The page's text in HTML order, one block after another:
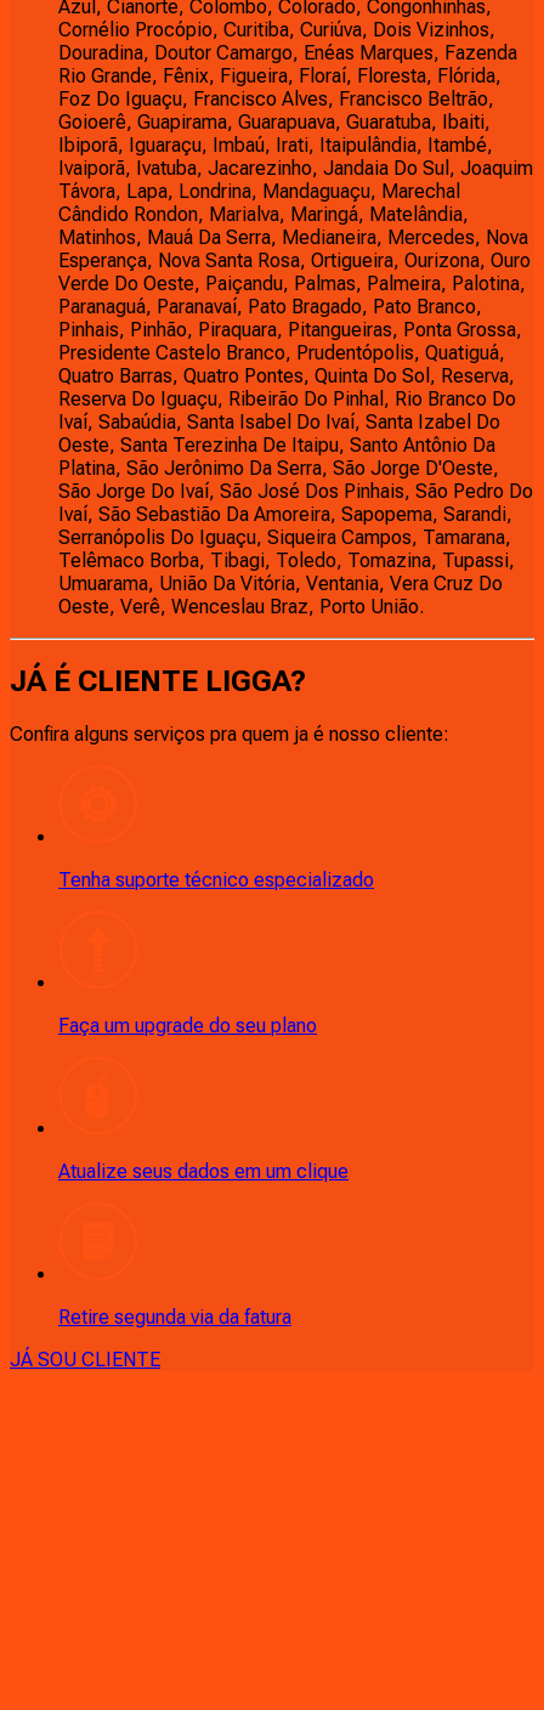
Azul, Cianorte, Colombo, Colorado, Congonhinhas,
Cornélio Procópio, Curitiba, Curiúva, Dois Vizinhos,
Douradina, Doutor Camargo, Enéas Marques, Fazenda
Rio Grande, Fênix, Figueira, Floraí, Floresta, Flórida,
Foz Do Iguaçu, Francisco Alves, Francisco Beltrão,
Goioerê, Guapirama, Guarapuava, Guaratuba, Ibaiti,
Ibiporã, Iguaraçu, Imbaú, Irati, Itaipulândia, Itambé,
Ivaiporã, Ivatuba, Jacarezinho, Jandaia Do Sul, Joaquim
Távora, Lapa, Londrina, Mandaguaçu, Marechal
Cândido Rondon, Marialva, Maringá, Matelândia,
Matinhos, Mauá Da Serra, Medianeira, Mercedes, Nova
Esperança, Nova Santa Rosa, Ortigueira, Ourizona, Ouro
Verde Do Oeste, Paiçandu, Palmas, Palmeira, Palotina,
Paranaguá, Paranavaí, Pato Bragado, Pato Branco,
Pinhais, Pinhão, Piraquara, Pitangueiras, Ponta Grossa,
Presidente Castelo Branco, Prudentópolis, Quatiguá,
Quatro Barras, Quatro Pontes, Quinta Do Sol, Reserva,
Reserva Do Iguaçu, Ribeirão Do Pinhal, Rio Branco Do
Ivaí, Sabaúdia, Santa Isabel Do Ivaí, Santa Izabel Do
Oeste, Santa Terezinha De Itaipu, Santo Antônio Da
Platina, São Jerônimo Da Serra, São Jorge D'Oeste,
São Jorge Do Ivaí, São José Dos Pinhais, São Pedro Do
Ivaí, São Sebastião Da Amoreira, Sapopema, Sarandi,
Serranópolis Do Iguaçu, Siqueira Campos, Tamarana,
Telêmaco Borba, Tibagi, Toledo, Tomazina, Tupassi,
Umuarama, União Da Vitória, Ventania, Vera Cruz Do
Oeste, Verê, Wenceslau Braz, Porto União.
JÁ É CLIENTE LIGGA?
Confira alguns serviços pra quem ja é nosso cliente:
Tenha suporte técnico especializado
Faça um upgrade do seu plano
Atualize seus dados em um clique
Retire segunda via da fatura
JÁ SOU CLIENTE